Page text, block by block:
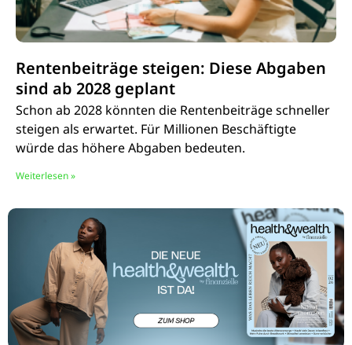
Rentenbeiträge steigen: Diese Abgaben
sind ab 2028 geplant
Schon ab 2028 könnten die Rentenbeiträge schneller
steigen als erwartet. Für Millionen Beschäftigte
würde das höhere Abgaben bedeuten.
Weiterlesen »